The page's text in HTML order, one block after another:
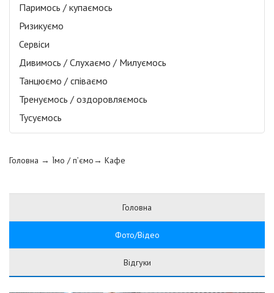
Паримось / купаємось
Ризикуємо
Сервіси
Дивимось / Слухаємо / Милуємось
Танцюємо / співаємо
Тренуємось / оздоровляємось
Тусуємось
Головна → Їмо / п’ємо→ Кафе
Головна
Фото/Відео
Відгуки